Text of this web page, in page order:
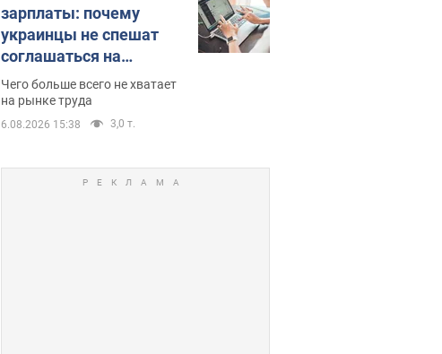
зарплаты: почему
украинцы не спешат
соглашаться на
вакансии
Чего больше всего не хватает
на рынке труда
6.08.2026 15:38 3,0 т.